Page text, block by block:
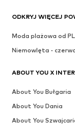
ODKRYJ WIĘCEJ
Moda plażowa od
Niemowlęta -
ABOUT YOU X
About You Bułgaria
About You Dania
About You